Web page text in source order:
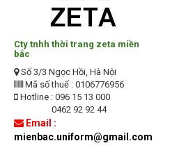
Cty tnhh thời trang zeta miền
bắc
Số 3/3 Ngọc Hồi, Hà Nội
Mã số thuế : 0106776956
Hotline : 096 15 13 000
0462 92 92 44
Email :
mienbac.uniform@gmail.com